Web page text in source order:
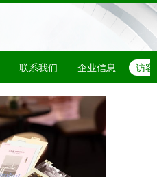
联系我们 企业信息 访客